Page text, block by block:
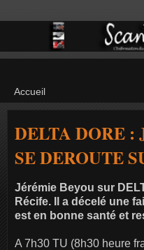
DELTA DORE :
SE DEROUTE
Jérémie Beyou sur
Récife. Il a décelé une
est en bonne santé et
A 7h30 TU (8h30 heure